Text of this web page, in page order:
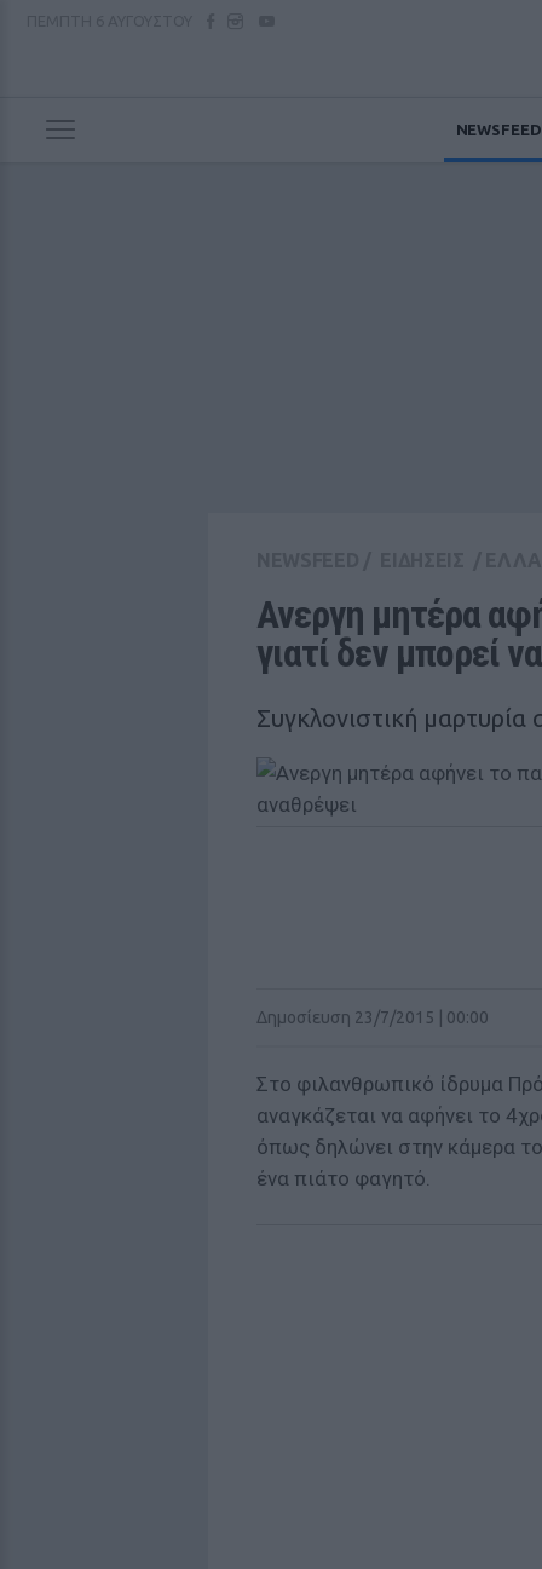
NEWSFEED
Ανεργη μητέρα
γιατί δεν μπορεί
Συγκλονιστική
Δημοσίευση 23/7/2015 | 00:00
Στο φιλανθρωπικό ίδρυμα
αναγκάζεται να αφήνει το
όπως δηλώνει στην κάμερα
ένα πιάτο φαγητό.